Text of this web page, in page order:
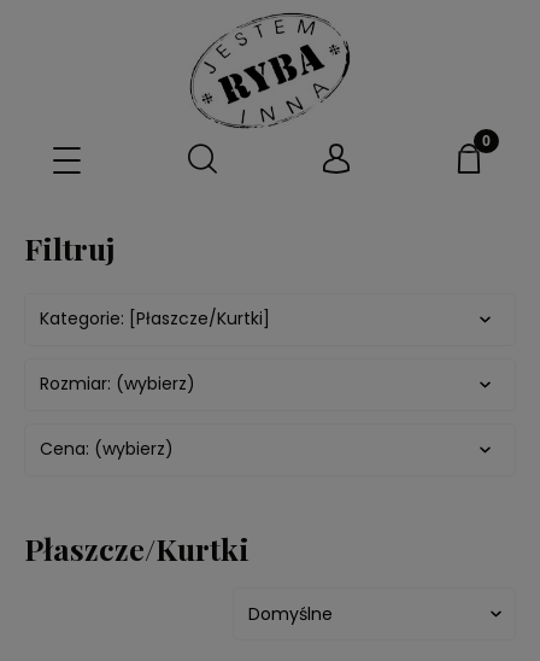
Filtruj
Kategorie: [Płaszcze/Kurtki]
Rozmiar: (wybierz)
Cena: (wybierz)
Płaszcze/Kurtki